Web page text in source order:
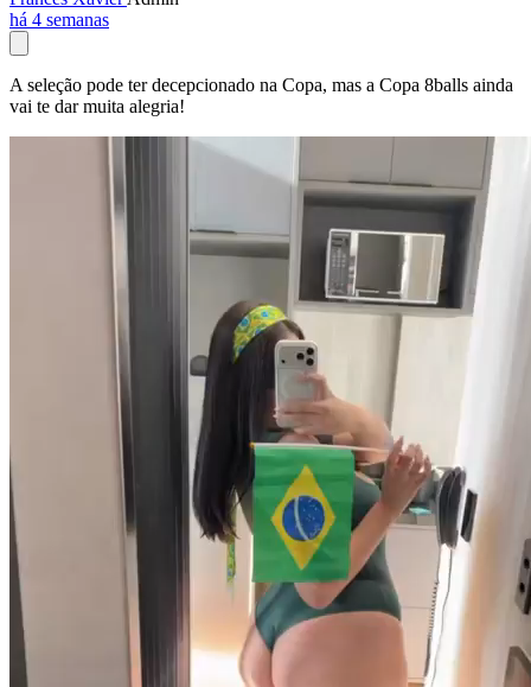
há 4 semanas
A seleção pode ter decepcionado na Copa, mas a Copa 8balls ainda
vai te dar muita alegria!